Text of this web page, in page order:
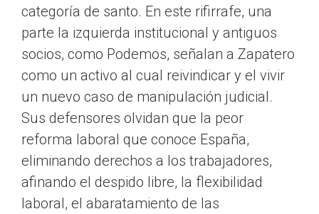
categoría de santo. En este rifirrafe, una
parte la izquierda institucional y antiguos
socios, como Podemos, señalan a Zapatero
como un activo al cual reivindicar y el vivir
un nuevo caso de manipulación judicial.
Sus defensores olvidan que la peor
reforma laboral que conoce España,
eliminando derechos a los trabajadores,
afinando el despido libre, la flexibilidad
laboral, el abaratamiento de las